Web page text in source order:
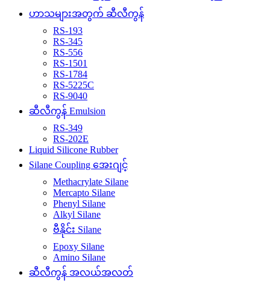
ဟာသများအတွက် ဆီလီကွန်
RS-193
RS-345
RS-556
RS-1501
RS-1784
RS-5225C
RS-9040
ဆီလီကွန် Emulsion
RS-349
RS-202E
Liquid Silicone Rubber
Silane Coupling အေးဂျင့်
Methacrylate Silane
Mercapto Silane
Phenyl Silane
Alkyl Silane
ဗီနိုင်း Silane
Epoxy Silane
Amino Silane
ဆီလီကွန် အလယ်အလတ်